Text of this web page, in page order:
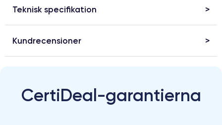
Teknisk specifikation
Kundrecensioner
CertiDeal-garantierna